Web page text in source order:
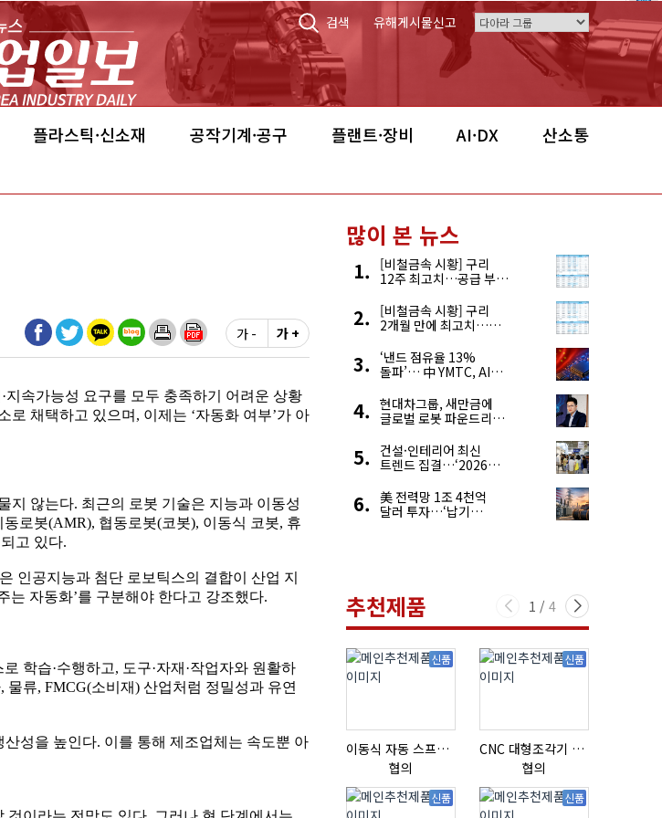
검색 유해게시물신고
플라스틱·신소재 공작기계·공구 플랜트·장비 AI·DX 산소통
가 - 가 +
많이 본 뉴스
[비철금속 시황] 구리
12주 최고치…공급 부족
[비철금속 시황] 구리
2개월 만에 최고치…
우려 확대
‘낸드 점유율 13%
돌파’… 中 YMTC, AI
4위 맹추격
현대차그룹, 새만금에
글로벌 로봇 파운드리
건설·인테리어 최신
트렌드 집결…‘2026
美 전력망 1조 4천억
달러 투자…‘납기
추천제품 1 / 4
신품
이동식 자동 스프레이 세척기
협의
신품
CNC 대형조각기 K-2040B
협의
신품 신품